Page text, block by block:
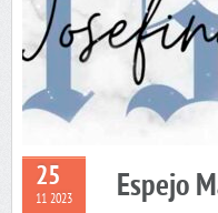
25
11 2023 Espejo